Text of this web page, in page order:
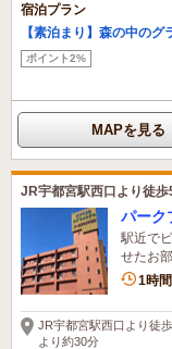
宿泊プラン
【素泊まり】森の中の
ポイント2%
MAPを見る
JR宇都宮駅西口より徒歩
パーク
駅近で
せたお
1名
JR宇都宮駅西口より徒
より約30分